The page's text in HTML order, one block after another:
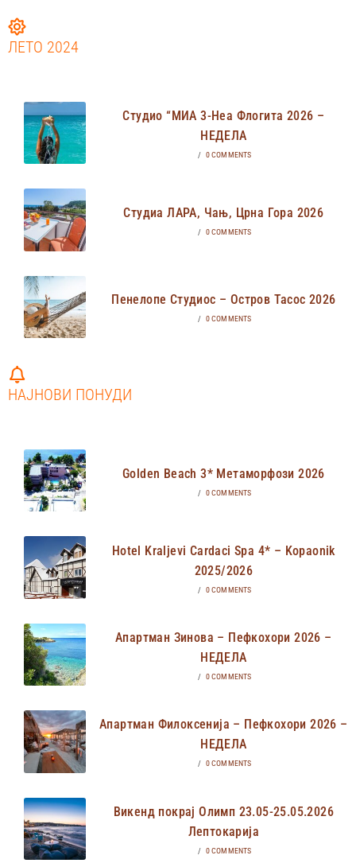
ЛЕТО 2024
Студио “МИА 3-Неа Флогита 2026 –
НЕДЕЛА
/ 0 COMMENTS
Студиа ЛАРА, Чањ, Црна Гора 2026
/ 0 COMMENTS
Пенелопе Студиос – Остров Тасос 2026
/ 0 COMMENTS
НАЈНОВИ ПОНУДИ
Golden Beach 3* Метаморфози 2026
/ 0 COMMENTS
Hotel Kraljevi Cardaci Spa 4* – Kopaonik
2025/2026
/ 0 COMMENTS
Апартман Зинова – Пефкохори 2026 –
НЕДЕЛА
/ 0 COMMENTS
Апартман Филоксенија – Пефкохори 2026 –
НЕДЕЛА
/ 0 COMMENTS
Викенд покрај Олимп 23.05-25.05.2026
Лептокарија
/ 0 COMMENTS